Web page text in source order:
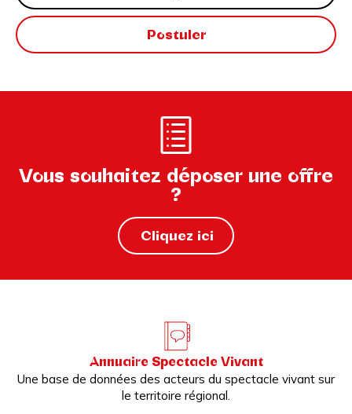
Postuler
Vous souhaitez déposer une offre
?
Cliquez ici
Annuaire Spectacle Vivant
Une base de données des acteurs du spectacle vivant sur
le territoire régional.